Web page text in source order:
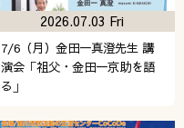
7/6（月）金田一真澄先生 講
演会「祖父・金田一京助を語
る」
2026.07.03 Fri